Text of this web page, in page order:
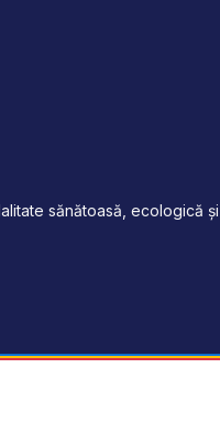
sănătoasă, ecologică